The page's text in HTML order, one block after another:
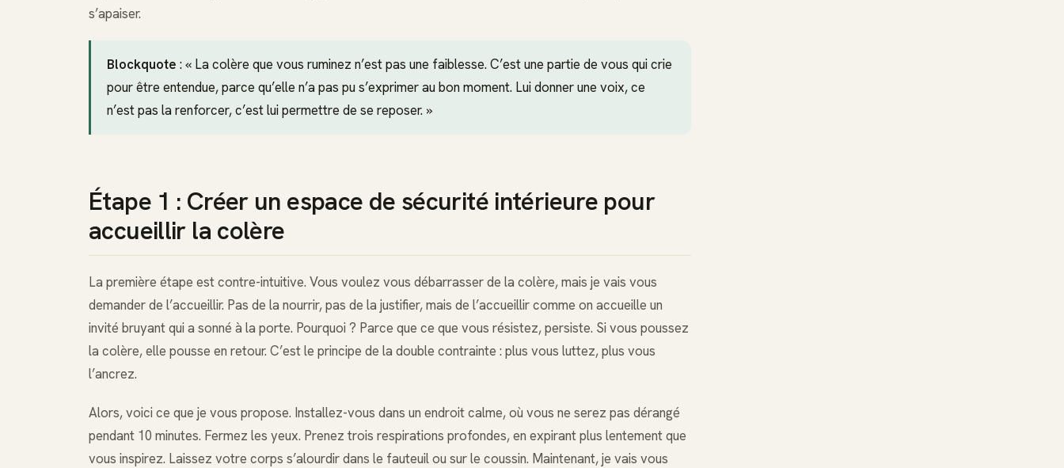
s’apaiser.
Blockquote : « La colère que vous ruminez n’est pas une faiblesse. C’est une partie de vous qui crie
pour être entendue, parce qu’elle n’a pas pu s’exprimer au bon moment. Lui donner une voix, ce
n’est pas la renforcer, c’est lui permettre de se reposer. »
Étape 1 : Créer un espace de sécurité intérieure pour
accueillir la colère
La première étape est contre-intuitive. Vous voulez vous débarrasser de la colère, mais je vais vous
demander de l’accueillir. Pas de la nourrir, pas de la justifier, mais de l’accueillir comme on accueille un
invité bruyant qui a sonné à la porte. Pourquoi ? Parce que ce que vous résistez, persiste. Si vous poussez
la colère, elle pousse en retour. C’est le principe de la double contrainte : plus vous luttez, plus vous
l’ancrez.
Alors, voici ce que je vous propose. Installez-vous dans un endroit calme, où vous ne serez pas dérangé
pendant 10 minutes. Fermez les yeux. Prenez trois respirations profondes, en expirant plus lentement que
vous inspirez. Laissez votre corps s’alourdir dans le fauteuil ou sur le coussin. Maintenant, je vais vous